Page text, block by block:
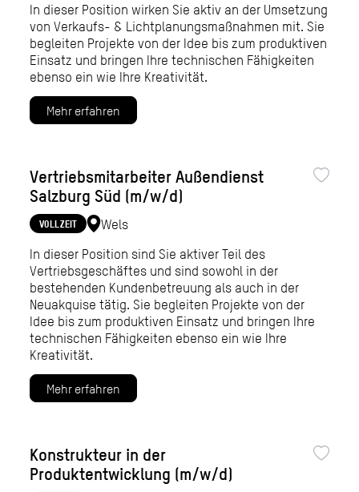
In dieser Position wirken Sie aktiv an der Umsetzung
von Verkaufs- & Lichtplanungsmaßnahmen mit. Sie
begleiten Projekte von der Idee bis zum produktiven
Einsatz und bringen Ihre technischen Fähigkeiten
ebenso ein wie Ihre Kreativität.
Mehr erfahren
Vertriebsmitarbeiter Außendienst
Salzburg Süd (m/w/d)
VOLLZEIT
Wels
In dieser Position sind Sie aktiver Teil des
Vertriebsgeschäftes und sind sowohl in der
bestehenden Kundenbetreuung als auch in der
Neuakquise tätig. Sie begleiten Projekte von der
Idee bis zum produktiven Einsatz und bringen Ihre
technischen Fähigkeiten ebenso ein wie Ihre
Kreativität.
Mehr erfahren
Konstrukteur in der
Produktentwicklung (m/w/d)